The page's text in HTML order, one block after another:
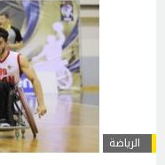
الرياضة